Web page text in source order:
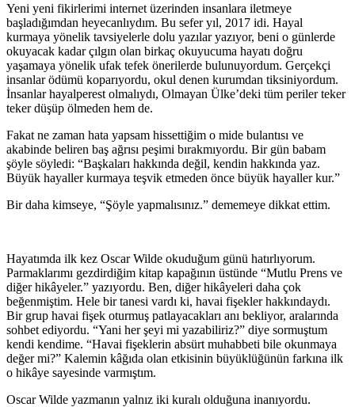
Yeni yeni fikirlerimi internet üzerinden insanlara iletmeye
başladığımdan heyecanlıydım. Bu sefer yıl, 2017 idi. Hayal
kurmaya yönelik tavsiyelerle dolu yazılar yazıyor, beni o günlerde
okuyacak kadar çılgın olan birkaç okuyucuma hayatı doğru
yaşamaya yönelik ufak tefek önerilerde bulunuyordum. Gerçekçi
insanlar ödümü koparıyordu, okul denen kurumdan tiksiniyordum.
İnsanlar hayalperest olmalıydı, Olmayan Ülke’deki tüm periler teker
teker düşüp ölmeden hem de.
Fakat ne zaman hata yapsam hissettiğim o mide bulantısı ve
akabinde beliren baş ağrısı peşimi bırakmıyordu. Bir gün babam
şöyle söyledi: “Başkaları hakkında değil, kendin hakkında yaz.
Büyük hayaller kurmaya teşvik etmeden önce büyük hayaller kur.”
Bir daha kimseye, “Şöyle yapmalısınız.” dememeye dikkat ettim.
Hayatımda ilk kez Oscar Wilde okuduğum günü hatırlıyorum.
Parmaklarımı gezdirdiğim kitap kapağının üstünde “Mutlu Prens ve
diğer hikâyeler.” yazıyordu. Ben, diğer hikâyeleri daha çok
beğenmiştim. Hele bir tanesi vardı ki, havai fişekler hakkındaydı.
Bir grup havai fişek oturmuş patlayacakları anı bekliyor, aralarında
sohbet ediyordu. “Yani her şeyi mi yazabiliriz?” diye sormuştum
kendi kendime. “Havai fişeklerin absürt muhabbeti bile okunmaya
değer mi?” Kalemin kâğıda olan etkisinin büyüklüğünün farkına ilk
o hikâye sayesinde varmıştım.
Oscar Wilde yazmanın yalnız iki kuralı olduğuna inanıyordu.